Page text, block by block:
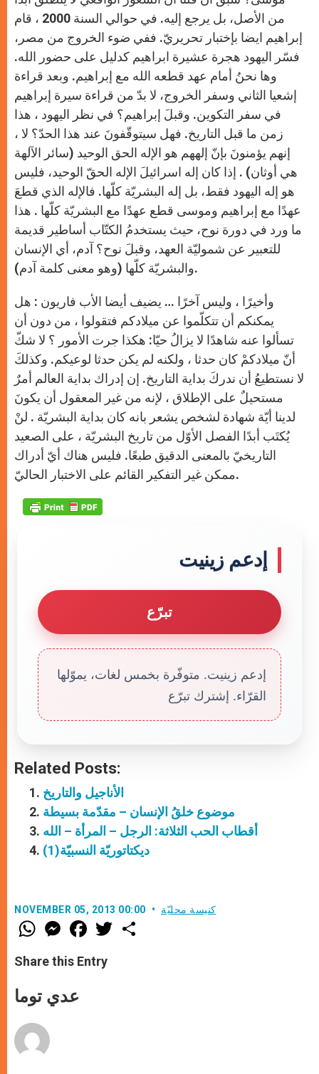
من الأصل، بل يرجع إليه. في حوالي السنة 2000 ، قام
إبراهيم ايضا بإختبار تحريريّ. ففي ضوء الخروج من مصر،
فسّر اليهود هجرة عشيرة ابراهيم كدليل على حضور الله.
وها نحنُ أمام عهد قطعه الله مع إبراهيم. وبعد قراءة
إشعيا الثاني وسفر الخروج، لا بدّ من قراءة سيرة إبراهيم
في سفر التكوين. وقبلَ إبراهيم؟ في نظر اليهود ، هذا
زمن ما قبل التاريخ. فهل سيتوقّفونَ عند هذا الحدّ؟ لا ،
إنهم يؤمنونَ بإنّ إلههم هو الإله الحق الوحيد (سائر الآلهة
هي أوثان) . إذا كان إله اسرائيلَ الإله الحقّ الوحيد، فليس
هو إله اليهود فقط، بل إله البشريّة كلّها. فالإله الذي قطعَ
عهدًا مع إبراهيم وموسى قطع عهدًا مع البشريّة كلّها . هذا
ما ورد في دورة نوح، حيث يستخدمُ الكتّاب أساطير قديمة
للتعبير عن شموليّة العهد، وقبلَ نوح؟ آدم، أي الإنسان
والبشريّة كلّها (وهو معنى كلمة آدم).
وأخيرًا ، وليس آخرًا … يضيف أيضا الأب فاريون : هل
يمكنكم أن تتكلّموا عن ميلادكم فتقولوا ، من دون أن
تسألوا عنه شاهدًا لا يزالُ حيّا: هكذا جرت الأمور ؟ لا شكّ
أنّ ميلادكمْ كان حدثا ، ولكنه لم يكن حدثا لوعيكم. وكذلكَ
لا نستطيعُ أن ندركَ بداية التاريخ. إن إدراك بداية العالم أمرٌ
مستحيلٌ على الإطلاق ، لإنه من غير المعقول أن يكونَ
لدينا أيّة شهادة لشخص يشعر بانه كان بداية البشريّة . لنْ
يُكتَب أبدًا الفصل الأوّل من تاريخ البشريّة ، على الصعيد
التاريخيّ بالمعنى الدقيق طبعًا. فليس هناك أيّ أدراك
ممكن غير التفكير القائم على الاختبار الحاليّ.
إدعم زينيت
تبرّع
إدعم زينيت. متوفّرة بخمس لغات، يموّلها
القرّاء. إشترك تبرّع
Related Posts:
الأناجيل والتاريخ
موضوع خلقُ الإنسان – مقدّمة بسيطة
أقطاب الحب الثلاثة: الرجل – المرأة – الله
ديكتاتوريّة النسبيّة(1)
NOVEMBER 05, 2013 00:00 كنيسة محليّة
W
h
t
s
p
p
M
e
s
e
g
e
F
a
e
b
w
Share this Entry
عدي توما